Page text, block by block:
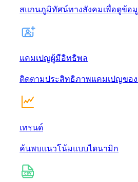
สแกนภูมิทัศน์ทางสังคมเพื่อดูข้อ
แคมเปญผู้มีอิทธิพล
ติดตามประสิทธิภาพแคมเปญขอ
เทรนด์
ค้นพบแนวโน้มแบบไดนามิก